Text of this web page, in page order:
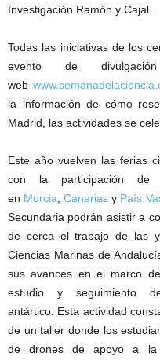
Investigación Ramón y Cajal.
Todas las iniciativas de los
evento de
web
la información de cómo
Madrid, las actividades se
Este año vuelven las ferias
con la participación de
en Murcia ,Canarias y País
Secundaria podrán asistir a
de cerca el trabajo de las
Ciencias Marinas de
sus avances en el marco
estudio y seguimiento
antártico. Esta actividad
de un taller donde los
de drones de apoyo a la